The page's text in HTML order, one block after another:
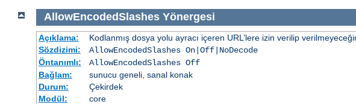
AllowEncodedSlashes Yönergesi
Açıklama:
Kodlanmış dosya yolu ayracı içeren URL’lere izin verilip
Sözdizimi:
AllowEncodedSlashes On|Off|NoDecode
Öntanımlı:
AllowEncodedSlashes Off
Bağlam:
sunucu geneli, sanal konak
Durum:
Çekirdek
Modül:
core